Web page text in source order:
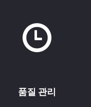
품질 관리